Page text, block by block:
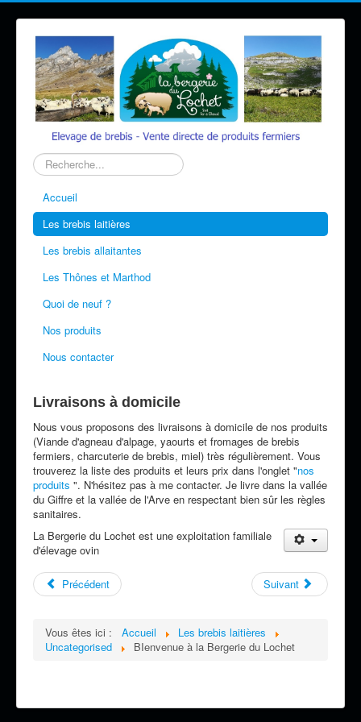
Rechercher
Accueil
Les brebis laitières
Les brebis allaitantes
Les Thônes et Marthod
Quoi de neuf ?
Nos produits
Nous contacter
Livraisons à domicile
Nous vous proposons des livraisons à domicile de nos produits
(Viande d'agneau d'alpage, yaourts et fromages de brebis
fermiers, charcuterie de brebis, miel) très régulièrement. Vous
trouverez la liste des produits et leurs prix dans l'onglet "nos
produits ". N'hésitez pas à me contacter. Je livre dans la vallée
du Giffre et la vallée de l'Arve en respectant bien sûr les règles
sanitaires.
La Bergerie du Lochet est une exploitation familiale
d'élevage ovin
Précédent Suivant
Vous êtes ici : Accueil
Les brebis laitières
Uncategorised
BIenvenue à la Bergerie du Lochet